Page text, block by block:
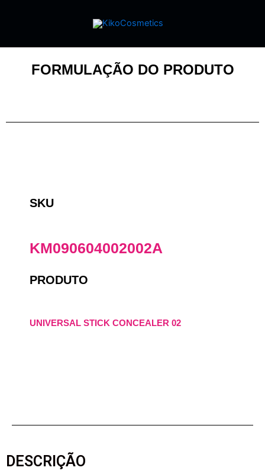
FORMULAÇÃO DO PRODUTO
SKU
KM090604002002A
PRODUTO
UNIVERSAL STICK CONCEALER 02
DESCRIÇÃO